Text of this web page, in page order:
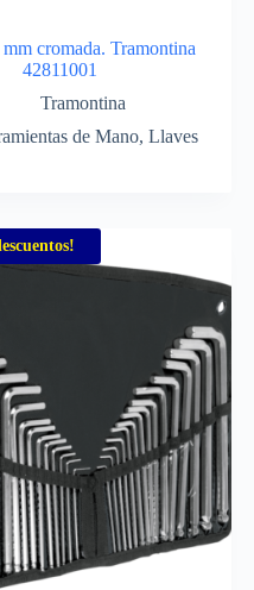
cromada. Tramontina
42811001
Tramontina
de Mano, Llaves